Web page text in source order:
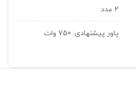
2 عدد
پاور پیشنهادی: 750 وات